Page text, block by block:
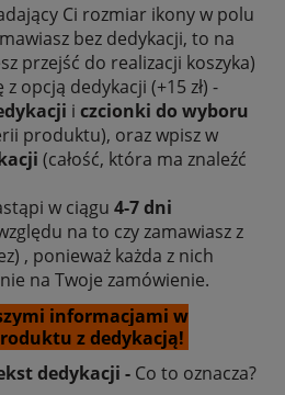
Ci rozmiar ikony w polu
bez dedykacji, to na
przejść do realizacji koszyka)
opcją dedykacji (+15 zł) -
i czcionki do wyboru
produktu), oraz wpisz w
(całość, która ma znaleźć
w ciągu 4-7 dni
na to czy zamawiasz z
, ponieważ każda z nich
na Twoje zamówienie.
informacjami w
z dedykacją!
dedykacji - Co to oznacza?